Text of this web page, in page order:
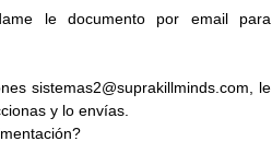
le documento por email para
sistemas2@suprakillminds.com, le
y lo envías.